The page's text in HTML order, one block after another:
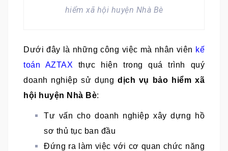
hiểm xã hội huyện Nhà Bè
Dưới đây là những công việc mà nhân viên kế
toán AZTAX thực hiện trong quá trình quý
doanh nghiệp sử dụng dịch vụ bảo hiểm xã
hội huyện Nhà Bè:
Tư vấn cho doanh nghiệp xây dựng hồ
sơ thủ tục ban đầu
Đứng ra làm việc với cơ quan chức năng